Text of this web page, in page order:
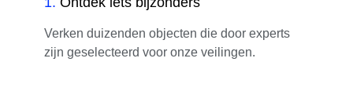
Verken duizenden objecten die door experts
zijn geselecteerd voor onze veilingen.